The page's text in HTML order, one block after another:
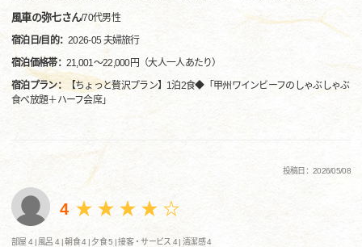
風車の弥七さん/70代男性
宿泊日/目的：2026-05 夫婦旅行
宿泊価格帯： 21,001～22,000円（大人一人あたり）
宿泊プラン：
【ちょっと贅沢プラン】1泊2食◆「甲州ワインビーフのしゃぶしゃぶ
食べ放題＋ハーフ会席」
投稿日：2026/05/08
4
部屋 4 | 風呂 4 |朝食 4 | 夕食 5 |接客・サービス 4 |清潔感 4